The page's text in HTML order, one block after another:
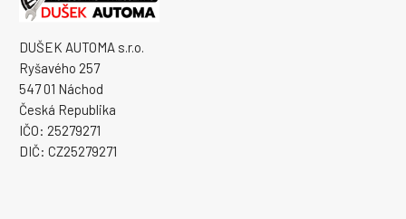
DUŠEK AUTOMA s.r.o.
Ryšavého 257
547 01 Náchod
Česká Republika
IČO: 25279271
DIČ: CZ25279271